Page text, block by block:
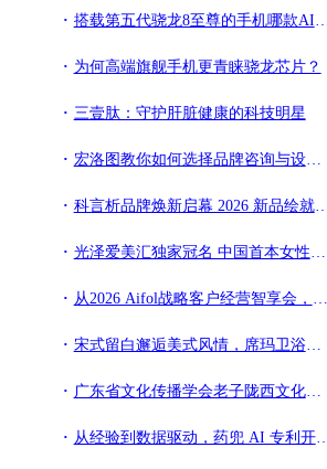
搭载第五代骁龙8至尊的手机哪款AI体验最好？
为何高端旗舰手机更青睐骁龙芯片？
三壹肽：守护肝脏健康的科技明星
宏洛图教你如何选择品牌咨询与设计伙伴？理性视角下的专业参考
科言析品牌焕新启幕 2026 新品绘就精准护肤新篇
光泽爱美汇独家冠名 中国首本女性财富杂志《中国榜样女性》3月18日全球首发
从2026 Aifol战略客户经营智享会，看埃飞灵的战略突围与代际传承
宋式留白邂逅美式风情，席玛卫浴在克拉玛依写就家的温情
广东省文化传播学会老子陇西文化研究专业委员会首届理事会议圆满召开
从经验到数据驱动，药兜 AI 专利开启医药供应链主动预判新时代